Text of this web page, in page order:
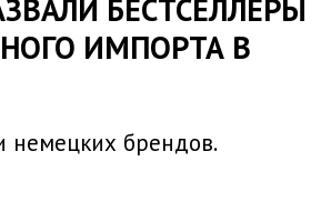
БЕСТСЕЛЛЕРЫ
ИМПОРТА В
немецких брендов.